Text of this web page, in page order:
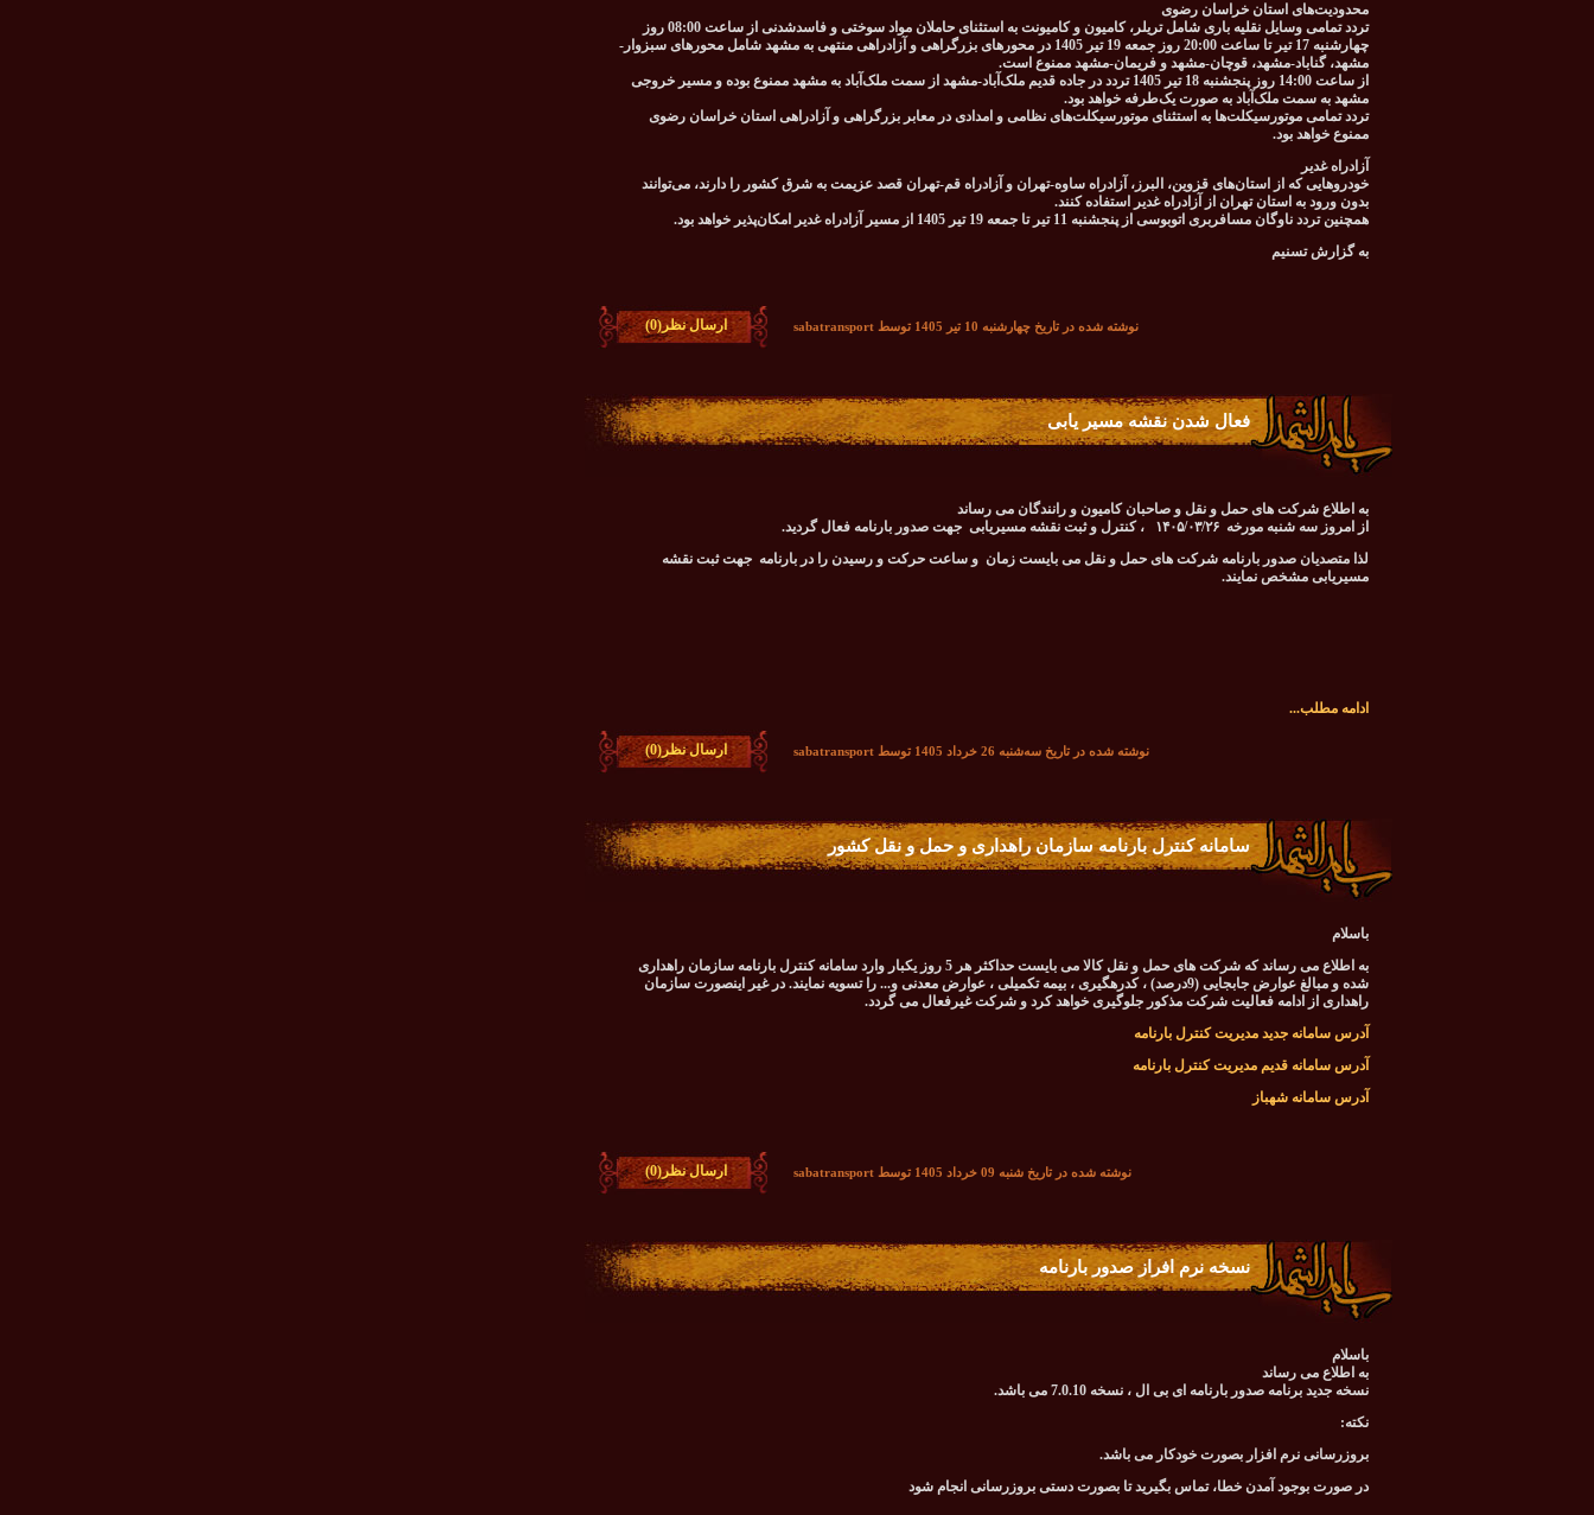
محدودیت‌های استان خراسان رضوی
تردد تمامی وسایل نقلیه باری شامل تریلر، کامیون و کامیونت به استثنای حاملان مواد سوختی و فاسدشدنی از ساعت 08:00 روز
چهارشنبه 17 تیر تا ساعت 20:00 روز جمعه 19 تیر 1405 در محورهای بزرگراهی و آزادراهی منتهی به مشهد شامل محورهای سبزوار-
مشهد، گناباد-مشهد، قوچان-مشهد و فریمان-مشهد ممنوع است.
از ساعت 14:00 روز پنجشنبه 18 تیر 1405 تردد در جاده قدیم ملک‌آباد-مشهد از سمت ملک‌آباد به مشهد ممنوع بوده و مسیر خروجی
مشهد به سمت ملک‌آباد به صورت یک‌طرفه خواهد بود.
تردد تمامی موتورسیکلت‌ها به استثنای موتورسیکلت‌های نظامی و امدادی در معابر بزرگراهی و آزادراهی استان خراسان رضوی
ممنوع خواهد بود.
آزادراه غدیر
خودروهایی که از استان‌های قزوین، البرز، آزادراه ساوه-تهران و آزادراه قم-تهران قصد عزیمت به شرق کشور را دارند، می‌توانند
بدون ورود به استان تهران از آزادراه غدیر استفاده کنند.
همچنین تردد ناوگان مسافربری اتوبوسی از پنجشنبه 11 تیر تا جمعه 19 تیر 1405 از مسیر آزادراه غدیر امکان‌پذیر خواهد بود.
به گزارش تسنیم
نوشته شده در تاريخ چهارشنبه 10 تیر 1405 توسط sabatransport ارسال نظر(0)
فعال شدن نقشه مسیر یابی
به اطلاع شرکت های حمل و نقل و صاحبان کامیون و رانندگان می رساند
از امروز سه شنبه مورخه ۱۴۰۵/۰۳/۲۶ ، کنترل و ثبت نقشه مسیریابی جهت صدور بارنامه فعال گردید.
لذا متصدیان صدور بارنامه شرکت های حمل و نقل می بایست زمان و ساعت حرکت و رسیدن را در بارنامه جهت ثبت نقشه
مسیریابی مشخص نمایند.
ادامه مطلب...
نوشته شده در تاريخ سه‌شنبه 26 خرداد 1405 توسط sabatransport ارسال نظر(0)
سامانه کنترل بارنامه سازمان راهداری و حمل و نقل کشور
باسلام
به اطلاع می رساند که شرکت های حمل و نقل کالا می بایست حداکثر هر 5 روز یکبار وارد سامانه کنترل بارنامه سازمان راهداری
شده و مبالغ عوارض جابجایی (9درصد) ، کدرهگیری ، بیمه تکمیلی ، عوارض معدنی و... را تسویه نمایند. در غیر اینصورت سازمان
راهداری از ادامه فعالیت شرکت مذکور جلوگیری خواهد کرد و شرکت غیرفعال می گردد.
آدرس سامانه جدید مدیریت کنترل بارنامه
آدرس سامانه قدیم مدیریت کنترل بارنامه
آدرس سامانه شهباز
نوشته شده در تاريخ شنبه 09 خرداد 1405 توسط sabatransport ارسال نظر(0)
نسخه نرم افراز صدور بارنامه
باسلام
به اطلاع می رساند
نسخه جدید برنامه صدور بارنامه ای بی ال ، نسخه 7.0.10 می باشد.
نکته:
بروزرسانی نرم افزار بصورت خودکار می باشد.
در صورت بوجود آمدن خطا، تماس بگیرید تا بصورت دستی بروزرسانی انجام شود